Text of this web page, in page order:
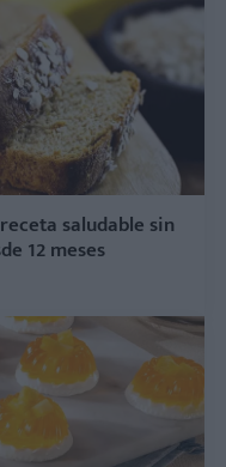
saludable sin
12 meses